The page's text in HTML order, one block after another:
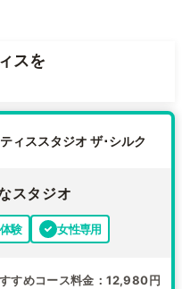
スを
ィススタジオ ザ･シルク
スタジオ
験 女性専用
すめコース料金 12,980円